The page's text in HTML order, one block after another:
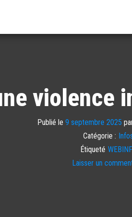
violence
Publié le 9 septembre 2025
Catégorie :
Étiqueté
Laisser un